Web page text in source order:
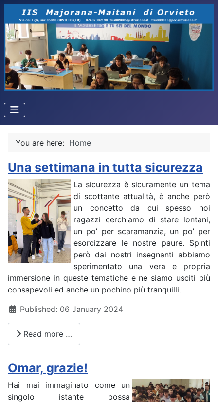
You are here: Home
Una settimana in tutta sicurezza
La sicurezza è sicuramente un tema
di scottante attualità, è anche però
un concetto da cui spesso noi
ragazzi cerchiamo di stare lontani,
un po’ per scaramanzia, un po’ per
esorcizzare le nostre paure. Spinti
però dai nostri insegnanti abbiamo
sperimentato una vera e propria
immersione in queste tematiche e ne siamo usciti più
consapevoli ed anche un pochino più tranquilli.
DetailsPublished: 06 January 2024
Read more …
Omar, grazie!
Hai mai immaginato come un
singolo istante possa